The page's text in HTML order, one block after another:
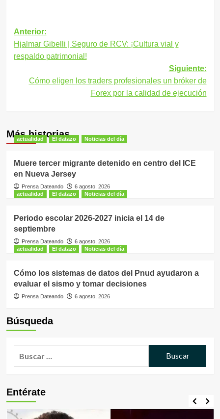
Navegación
de
entradas
Anterior:
Hjalmar Gibelli | Seguro de RCV: ¡Cultura vial y
respaldo patrimonial!
Siguiente:
Cómo eligen los traders profesionales un bróker de
Forex por la calidad de ejecución
Más historias
actualidad El datazo Noticias del día
Muere tercer migrante detenido en centro del ICE
en Nueva Jersey
Prensa Dateando
6 agosto, 2026
actualidad
El datazo Noticias del día
Periodo escolar 2026-2027 inicia el 14 de
septiembre
Prensa Dateando
6 agosto, 2026
actualidad
El datazo Noticias del día
Cómo los sistemas de datos del Pnud ayudaron a
evaluar el sismo y tomar decisiones
Prensa Dateando 6 agosto, 2026
Búsqueda
Entérate